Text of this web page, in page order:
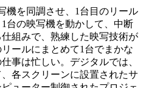
を同調させ、1台目のリール
台の映写機を動かして、中断
組みで、熟練した映写技術が
ールにまとめて1台でまかな
事は忙しい。デジタルでは、
各スクリーンに設置されたサ